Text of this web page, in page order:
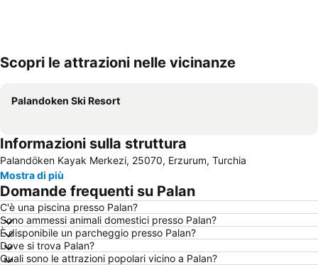
Espandi mappa
Scopri le attrazioni nelle vicinanze
Palandoken Ski Resort
Informazioni sulla struttura
Palandöken Kayak Merkezi, 25070, Erzurum, Turchia
Mostra di più
Domande frequenti su Palan
C'è una piscina presso Palan?
Sono ammessi animali domestici presso Palan?
È disponibile un parcheggio presso Palan?
Dove si trova Palan?
Quali sono le attrazioni popolari vicino a Palan?